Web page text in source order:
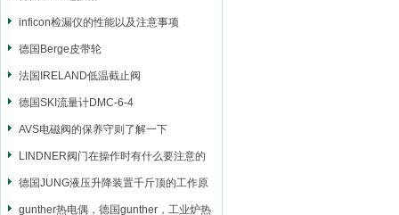
inficon检漏仪的性能以及注意事项
德国Berge皮带轮
法国IRELAND低温截止阀
德国SKI流量计DMC-6-4
AVS电磁阀的保养守则了解一下
LINDNER阀门在操作时有什么要注意的
德国JUNG液压升降装置千斤顶的工作原
理
gunther热电偶，德国gunther，工业炉热